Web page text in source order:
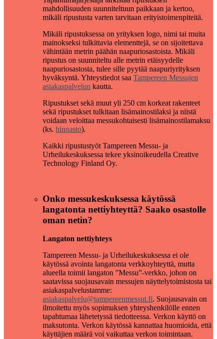
mahdollisuuden suunniteltuun paikkaan ja kertoo,
mikäli ripustusta varten tarvitaan erityistoimenpiteitä.
Mikäli ripustuksessa on yrityksen logo, nimi tai muita
mainokseksi tulkittavia elementtejä, se on sijoitettava
vähintään metrin päähän naapuriosastoista. Mikäli
ripustus on suunniteltu alle metrin etäisyydelle
naapuriosastosta, tulee sille pyytää naapuriyrityksen
hyväksyntä. Yhteystiedot saa Tampereen Messujen
asiakaspalvelun kautta.
Ripustukset sekä muut yli 250 cm korkeat rakenteet
sekä ripustukset tulkitaan lisämainostilaksi ja niistä
voidaan veloittaa messukohtaisesti lisämainostilamaksu
(ks. hinnasto).
Kaikki ripustustyöt Tampereen Messu- ja
Urheilukeskuksessa tekee yksinoikeudella Creative
Technology Finland Oy.
Onko messukeskuksessa käytössä
langatonta nettiyhteyttä? Saako osastolle
oman netin?
Langaton nettiyhteys
Tampereen Messu- ja Urheilukeskuksessa ei ole
käytössä avointa langatonta verkkoyhteyttä, mutta
alueella toimii langaton ”Messu”-verkko, johon on
saatavissa suojausavain messujen näyttelytoimistosta tai
asiakaspalvelustamme:
asiakaspalvelu@tampereenmessut.fi. Suojausavain on
ilmoitettu myös sopimuksen yhteyshenkilölle ennen
tapahtumaa lähetetyssä tiedotteessa. Verkon käyttö on
maksutonta. Verkon käytössä kannattaa huomioida, että
käyttäjien määrä voi vaikuttaa verkon toimintaan.